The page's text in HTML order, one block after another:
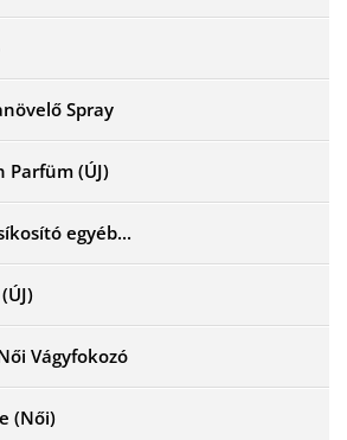
Spray
Parfüm (ÚJ)
egyéb...
Vágyfokozó
(Női)